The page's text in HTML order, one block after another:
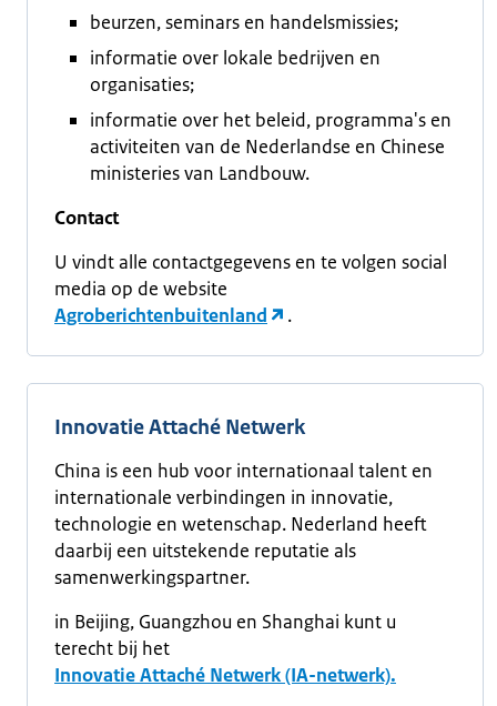
beurzen, seminars en handelsmissies;
informatie over lokale bedrijven en
organisaties;
informatie over het beleid, programma's en
activiteiten van de Nederlandse en Chinese
ministeries van Landbouw.
Contact
U vindt alle contactgegevens en te volgen social
media op de website
Agroberichtenbuitenland
.
Innovatie Attaché Netwerk
China is een hub voor internationaal talent en
internationale verbindingen in innovatie,
technologie en wetenschap. Nederland heeft
daarbij een uitstekende reputatie als
samenwerkingspartner.
in Beijing, Guangzhou en Shanghai kunt u
terecht bij het
Innovatie Attaché Netwerk (IA-netwerk).